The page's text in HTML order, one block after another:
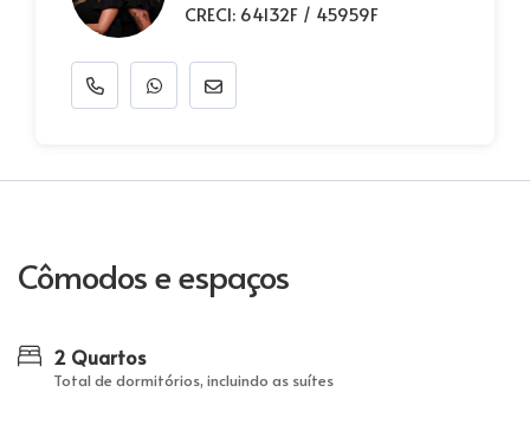
CRECI: 64132F / 45959F
Cômodos e espaços
2 Quartos
Total de dormitórios, incluindo as suítes